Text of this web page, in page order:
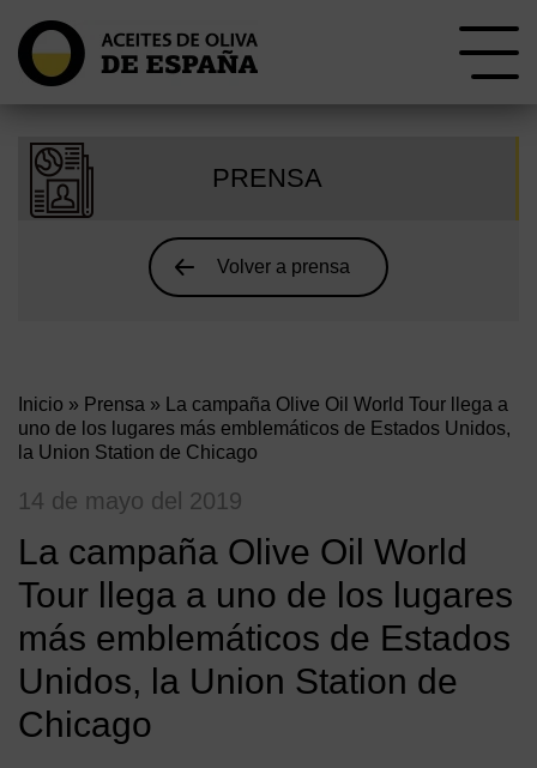
PRENSA
Volver a prensa
Inicio » Prensa » La campaña Olive Oil World Tour llega a
uno de los lugares más emblemáticos de Estados Unidos,
la Union Station de Chicago
14 de mayo del 2019
La campaña Olive Oil World
Tour llega a uno de los lugares
más emblemáticos de Estados
Unidos, la Union Station de
Chicago